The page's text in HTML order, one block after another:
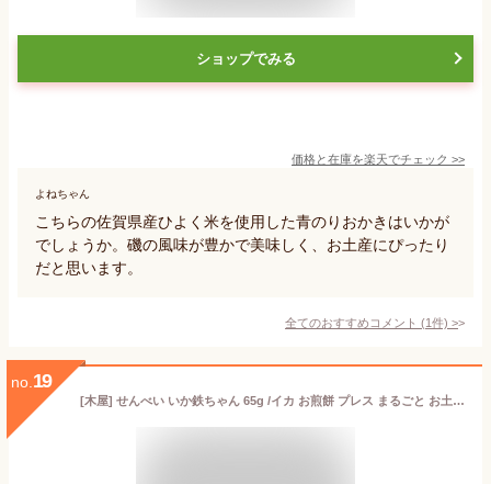
ショップでみる
価格と在庫を楽天でチェック >>
よねちゃん
こちらの佐賀県産ひよく米を使用した青のりおかきはいかが
でしょうか。磯の風味が豊かで美味しく、お土産にぴったり
だと思います。
全てのおすすめコメント (1件) >
no. 19
[木屋] せんべい いか鉄ちゃん 65g /イカ お煎餅 プレス まるごと お土産 お菓子 人気 佐賀県 呼子